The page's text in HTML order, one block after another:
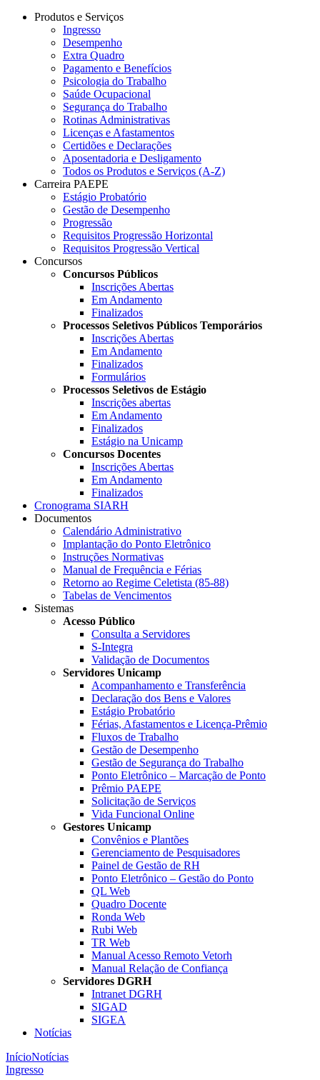
Produtos e Serviços
Ingresso
Desempenho
Extra Quadro
Pagamento e Benefícios
Psicologia do Trabalho
Saúde Ocupacional
Segurança do Trabalho
Rotinas Administrativas
Licenças e Afastamentos
Certidões e Declarações
Aposentadoria e Desligamento
Todos os Produtos e Serviços (A-Z)
Carreira PAEPE
Estágio Probatório
Gestão de Desempenho
Progressão
Requisitos Progressão Horizontal
Requisitos Progressão Vertical
Concursos
Concursos Públicos
Inscrições Abertas
Em Andamento
Finalizados
Processos Seletivos Públicos Temporários
Inscrições Abertas
Em Andamento
Finalizados
Formulários
Processos Seletivos de Estágio
Inscrições abertas
Em Andamento
Finalizados
Estágio na Unicamp
Concursos Docentes
Inscrições Abertas
Em Andamento
Finalizados
Cronograma SIARH
Documentos
Calendário Administrativo
Implantação do Ponto Eletrônico
Instruções Normativas
Manual de Frequência e Férias
Retorno ao Regime Celetista (85-88)
Tabelas de Vencimentos
Sistemas
Acesso Público
Consulta a Servidores
S-Integra
Validação de Documentos
Servidores Unicamp
Acompanhamento e Transferência
Declaração dos Bens e Valores
Estágio Probatório
Férias, Afastamentos e Licença-Prêmio
Fluxos de Trabalho
Gestão de Desempenho
Gestão de Segurança do Trabalho
Ponto Eletrônico – Marcação de Ponto
Prêmio PAEPE
Solicitação de Serviços
Vida Funcional Online
Gestores Unicamp
Convênios e Plantões
Gerenciamento de Pesquisadores
Painel de Gestão de RH
Ponto Eletrônico – Gestão do Ponto
QL Web
Quadro Docente
Ronda Web
Rubi Web
TR Web
Manual Acesso Remoto Vetorh
Manual Relação de Confiança
Servidores DGRH
Intranet DGRH
SIGAD
SIGEA
Notícias
InícioNotícias
Ingresso